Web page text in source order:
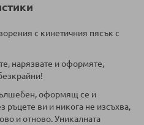
с кинетичния пясък с
нарязвате и оформяте,
оформящ се и
ръцете ви и никога не изсъхва,
и отново. Уникалната